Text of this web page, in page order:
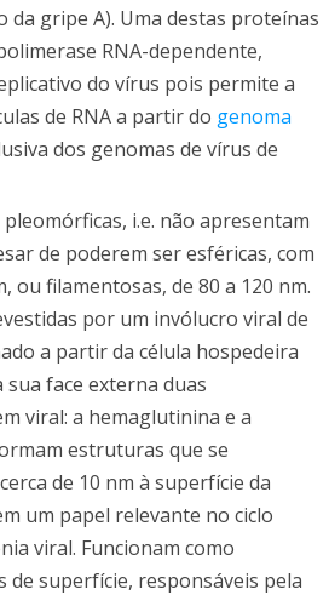
da gripe A). Uma destas proteínas
RNA-dependente,
do vírus pois permite a
de RNA a partir do genoma
dos genomas de vírus de
i.e. não apresentam
de poderem ser esféricas, com
ou filamentosas, de 80 a 120 nm.
por um invólucro viral de
a partir da célula hospedeira
face externa duas
viral: a hemaglutinina e a
estruturas que se
de 10 nm à superfície da
um papel relevante no ciclo
viral. Funcionam como
superfície, responsáveis pela